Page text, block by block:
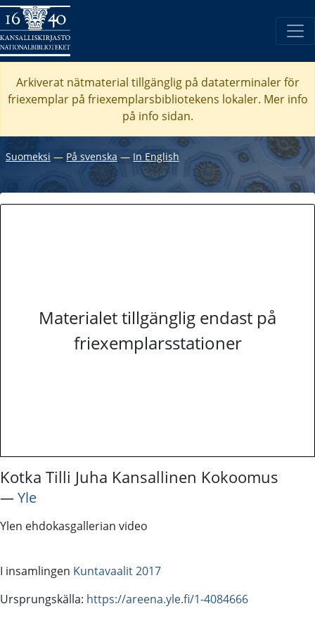
Arkiverat nätmaterial tillgänglig på dataterminaler för
friexemplar på friexemplarsbibliotekens lokaler. Mer info
på info sidan.
Suomeksi ―På svenska ― In English
Materialet tillgänglig endast på
friexemplarsstationer
Kotka Tilli Juha Kansallinen Kokoomus
―Yle
Ylen ehdokasgallerian video
I insamlingen Kuntavaalit 2017
Ursprungskälla: https://areena.yle.fi/1-4084666